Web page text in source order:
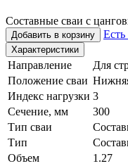
Составные сваи с
Добавить в корзину Есть
Характеристики
Направление
Для
Положение сваи
Индекс нагрузки 3
Сечение, мм
300
Тип сваи
Тип
Объем
1.27